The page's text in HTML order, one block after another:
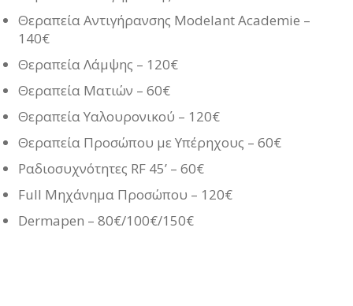
Θεραπεία Αντιγήρανσης Modelant Academie –
140€
Θεραπεία Λάμψης – 120€
Θεραπεία Ματιών – 60€
Θεραπεία Υαλουρονικού – 120€
Θεραπεία Προσώπου με Υπέρηχους – 60€
Ραδιοσυχνότητες RF 45’ – 60€
Full Μηχάνημα Προσώπου – 120€
Dermapen – 80€/100€/150€